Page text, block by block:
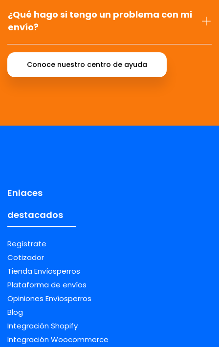
¿Qué hago si tengo un problema con mi
envío?
Conoce nuestro centro de ayuda
Enlaces
destacados
Regístrate
Cotizador
Tienda Envíosperros
Plataforma de envíos
Opiniones Envíosperros
Blog
Integración Shopify
Integración Woocommerce